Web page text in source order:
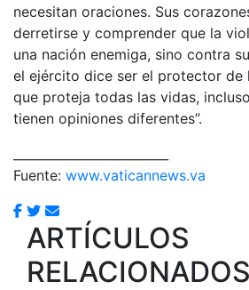
necesitan oraciones. Sus
derretirse y comprender que la
una nación enemiga, sino contra
el ejército dice ser el protector de
que proteja todas las vidas,
tienen opiniones diferentes”.
Fuente: www.vaticannews.va
ARTÍCULOS
RELACIONADOS